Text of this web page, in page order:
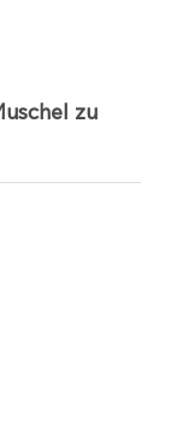
zu